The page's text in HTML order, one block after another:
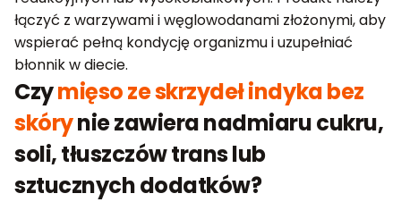
łączyć z warzywami i węglowodanami złożonymi, aby
wspierać pełną kondycję organizmu i uzupełniać
błonnik w diecie.
Czymięso ze skrzydeł indyka bez
skórynie zawiera nadmiaru cukru,
soli, tłuszczów trans lub
sztucznych dodatków?